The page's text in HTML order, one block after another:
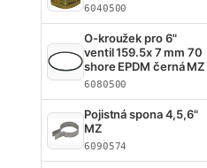
6040500
O-kroužek pro 6"
ventil 159.5x 7 mm 70
shore EPDM černá MZ
6080500
Pojistná spona 4,5,6"
MZ
6090574